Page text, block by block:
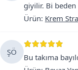
giyilir. Bi
Ürün: Krem
ŞÖ
Bu takıma